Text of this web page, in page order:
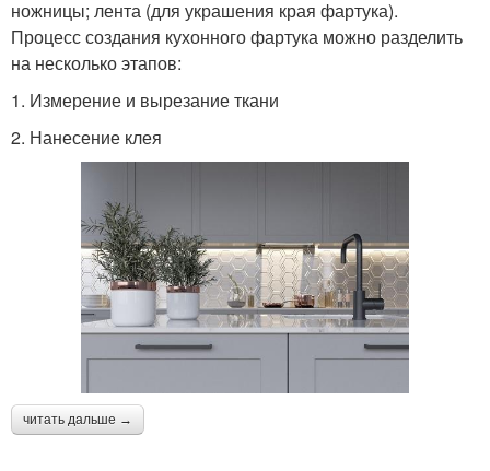
ножницы; лента (для украшения края фартука).
Процесс создания кухонного фартука можно разделить
на несколько этапов:
1. Измерение и вырезание ткани
2. Нанесение клея
читать дальше →